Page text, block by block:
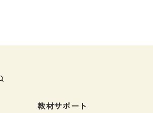
中国語・韓国語・ロシア語の翻訳が
教材サポート